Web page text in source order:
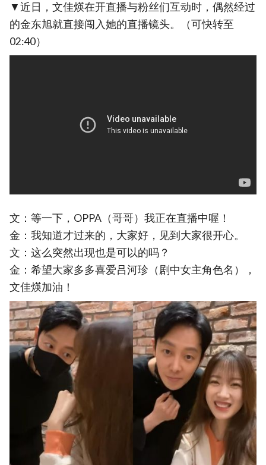
▼近日，文佳煐在开直播与粉丝们互动时，偶然经过
的金东旭就直接闯入她的直播镜头。（可快转至
02:40）
文：等一下，OPPA（哥哥）我正在直播中喔！
金：我知道才过来的，大家好，见到大家很开心。
文：这么突然出现也是可以的吗？
金：希望大家多多喜爱吕河珍（剧中女主角色名），
文佳煐加油！